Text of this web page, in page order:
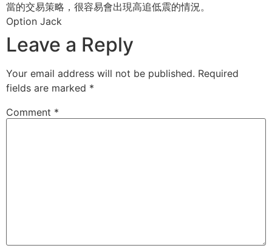
當的交易策略，很容易會出現高追低震的情況。
Option Jack
Leave a Reply
Your email address will not be published. Required
fields are marked *
Comment *